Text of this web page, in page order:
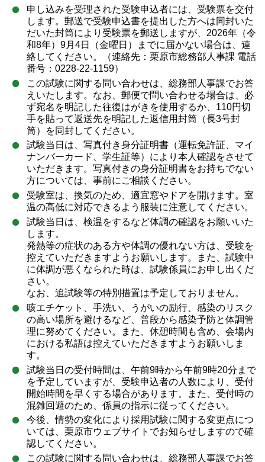
申し込みを受理された受験申込者には、受験票を交付
します。郵送で受験申込書を提出した方へは同封いた
だいた封筒により受験票を郵送しますが、2026年（令
和8年）9月4日（金曜日）までに届かない場合は、連
絡してください。（連絡先：栗原市総務部人事課 電話
番号：0228-22-1159）
この試験に関する問い合わせは、総務部人事課でお答
えいたします。なお、郵便で問い合わせる場合は、必
ず宛名を明記した往復はがきを使用するか、110円切
手を貼って返送先を明記した返信用封筒（長3号封
筒）を同封してください。
試験当日は、写真付き身分証明書（運転免許証、マイ
ナンバーカード、学生証等）により本人確認をさせて
いただきます。写真付きの身分証明書をお持ちでない
方については、事前にご相談ください。
受験室は、換気のため、適宜窓やドアを開けます。室
温の高低に対応できるよう服装に注意してください。
試験当日は、検温をするなど体調の確認をお願いいた
します。
発熱等の症状のある方や体調の優れない方は、受験を
控えていただきますようお願いします。また、試験中
に体調が悪くなられた時は、試験係員にお申し出くだ
さい。
なお、追試験等の特別措置は予定しておりません。
咳エチケット、手洗い、うがいの励行、感染のリスク
の高い場所を避けるなど、普段から感染予防と体調管
理に努めてください。また、休憩時間も含め、会場内
における私語は控えていただきますようお願いしま
す。
試験当日の受付時間は、午前9時から午前9時20分まで
を予定していますが、受験申込者の人数により、受付
開始時間を早くする場合があります。また、受付時の
混雑回避のため、係員の指示に従ってください。
今後、情勢の変化により採用試験に関する変更点につ
いては、栗原市ウェブサイトでお知らせしますので確
認してください。
この試験に関する問い合わせは、総務部人事課でお答